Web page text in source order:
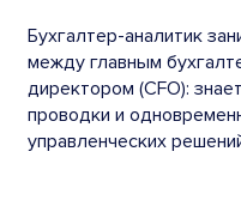
Бухгалтер-аналитик
между главным
директором (CFO):
проводки и
управленческих